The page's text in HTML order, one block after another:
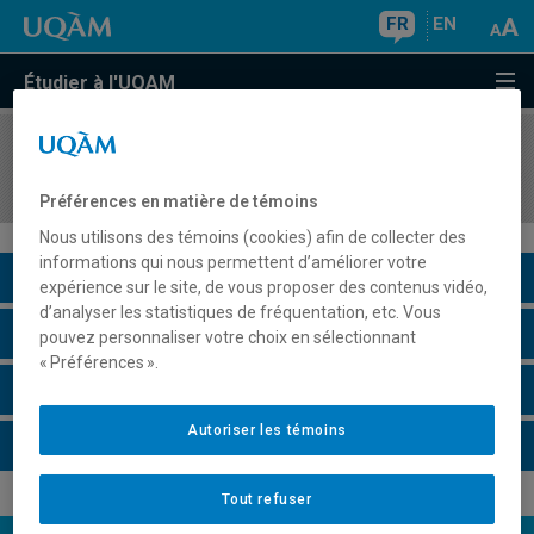
FR EN
Étudier à l'UQAM
COURS//
Description du cours
Horaire - Été 2026
Préférences en matière de témoins
Nous utilisons des témoins (cookies) afin de collecter des
informations qui nous permettent d’améliorer votre
expérience sur le site, de vous proposer des contenus vidéo,
d’analyser les statistiques de fréquentation, etc. Vous
pouvez personnaliser votre choix en sélectionnant
« Préférences ».
Tout refuser
Autoriser les témoins